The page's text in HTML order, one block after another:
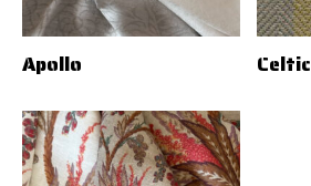
Apollo Celtic